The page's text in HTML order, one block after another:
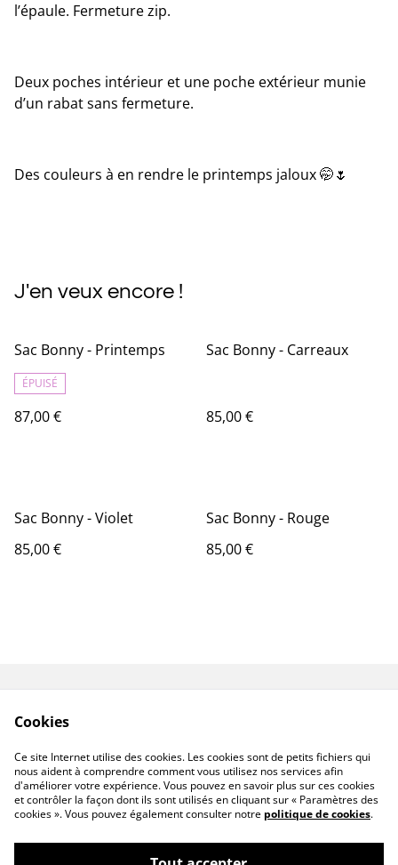
l’épaule. Fermeture zip.
Deux poches intérieur et une poche extérieur munie
d’un rabat sans fermeture.
Des couleurs à en rendre le printemps jaloux 🤭🌷
J'en veux encore !
Sac Bonny - Printemps
ÉPUISÉ
87,00 €
Sac Bonny - Carreaux
85,00 €
Sac Bonny - Violet
85,00 €
Sac Bonny - Rouge
85,00 €
Livraisons & Retours
confidentialité
Linktree
Cookies
Ce site Internet utilise des cookies. Les cookies sont de petits fichiers qui
nous aident à comprendre comment vous utilisez nos services afin
d'améliorer votre expérience. Vous pouvez en savoir plus sur ces cookies
et contrôler la façon dont ils sont utilisés en cliquant sur « Paramètres des
cookies ». Vous pouvez également consulter notre politique de cookies.